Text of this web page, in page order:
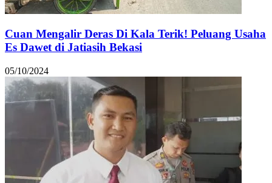
Cuan Mengalir Deras Di Kala Terik! Peluang Usaha
Es Dawet di Jatiasih Bekasi
05/10/2024